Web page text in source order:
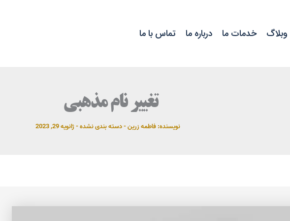
وبلاگ خدمات ما درباره ما تماس با ما
تغییر نام مذهبی
نویسنده:فاطمه زرین-دسته بندی نشده-ژانویه 29, 2023